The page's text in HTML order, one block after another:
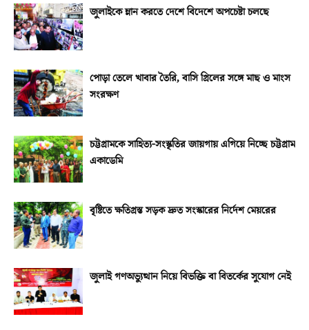
জুলাইকে ম্লান করতে দেশে বিদেশে অপচেষ্টা চলছে
পোড়া তেলে খাবার তৈরি, বাসি গ্রিলের সঙ্গে মাছ ও মাংস
সংরক্ষণ
চট্টগ্রামকে সাহিত্য-সংস্কৃতির জায়গায় এগিয়ে নিচ্ছে চট্টগ্রাম
একাডেমি
বৃষ্টিতে ক্ষতিগ্রস্ত সড়ক দ্রুত সংস্কারের নির্দেশ মেয়রের
জুলাই গণঅভ্যুত্থান নিয়ে বিভক্তি বা বিতর্কের সুযোগ নেই